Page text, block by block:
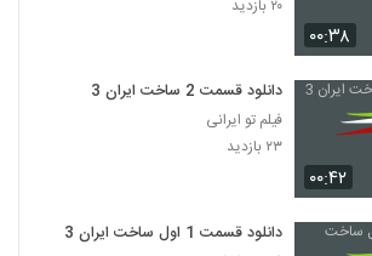
۰۰:۳۸
۲۰ بازدید
۰۰:۴۲
دانلود قسمت 2 ساخت ایران 3
فیلم تو ایرانی
۲۳ بازدید
دانلود قسمت 1 اول ساخت ایران 3